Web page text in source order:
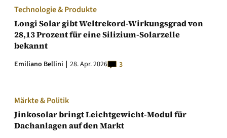
Technologie & Produkte
Longi Solar gibt Weltrekord-Wirkungsgrad von
28,13 Prozent für eine Silizium-Solarzelle
bekannt
Emiliano Bellini 28. Apr. 2026 3
Märkte & Politik
Jinkosolar bringt Leichtgewicht-Modul für
Dachanlagen auf den Markt